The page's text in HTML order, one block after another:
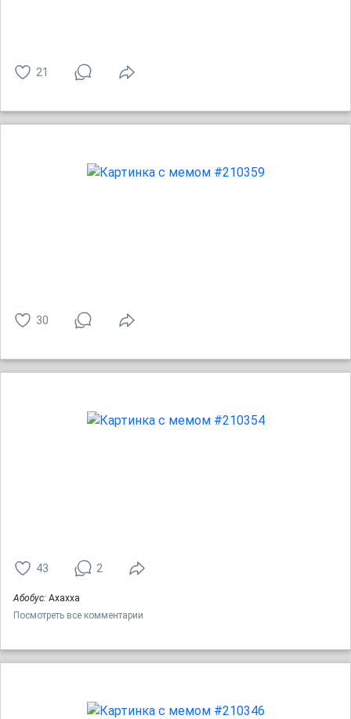
21
30
43 2
Абобус: Ахахха
Посмотреть все комментарии